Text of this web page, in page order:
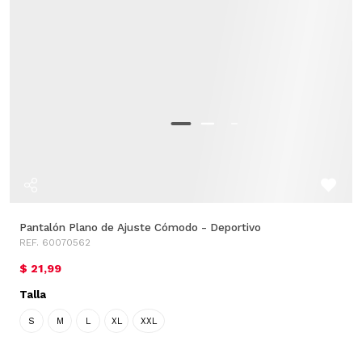
Pantalón Plano de Ajuste Cómodo - Deportivo
REF. 60070562
$ 21,99
Talla
S M L XL XXL